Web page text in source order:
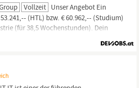
Vollzeit Unser Angebot Ein
(HTL) bzw. € 60.962,-- (Studium)
(für 38,5 Wochenstunden). Dein
sich nach deiner Berufserfahrung und
ist wahlweise in